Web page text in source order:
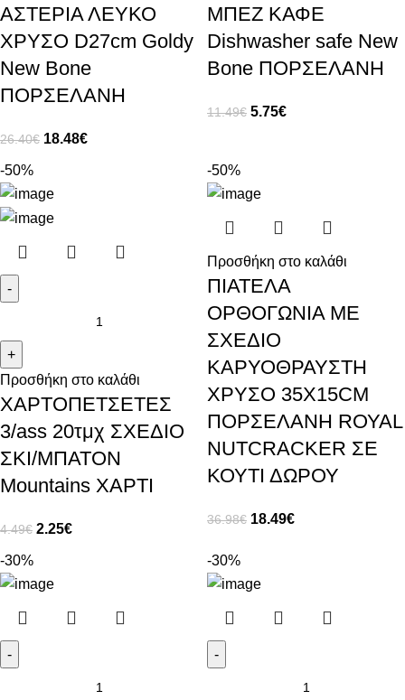
ΑΣΤΕΡΙΑ ΛΕΥΚΟ
ΧΡΥΣΟ D27cm Goldy
New Bone
ΠΟΡΣΕΛΑΝΗ
26.40€ 18.48€
ΜΠΕΖ ΚΑΦΕ
Dishwasher safe New
Bone ΠΟΡΣΕΛΑΝΗ
11.49€ 5.75€
-50%
Προσθήκη στο καλάθι
ΧΑΡΤΟΠΕΤΣΕΤΕΣ
3/ass 20τμχ ΣΧΕΔΙΟ
ΣΚΙ/ΜΠΑΤΟΝ
Mountains ΧΑΡΤΙ
4.49€ 2.25€
-50%
Προσθήκη στο καλάθι
ΠΙΑΤΕΛΑ
ΟΡΘΟΓΩΝΙΑ ΜΕ
ΣΧΕΔΙΟ
ΚΑΡΥΟΘΡΑΥΣΤΗ
ΧΡΥΣΟ 35Χ15CΜ
ΠΟΡΣΕΛΑΝΗ RΟΥΑL
ΝUΤCRΑCΚΕR ΣΕ
ΚΟΥΤΙ ΔΩΡΟΥ
36.98€ 18.49€
-30% -30%